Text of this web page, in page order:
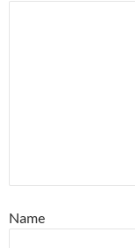
Name